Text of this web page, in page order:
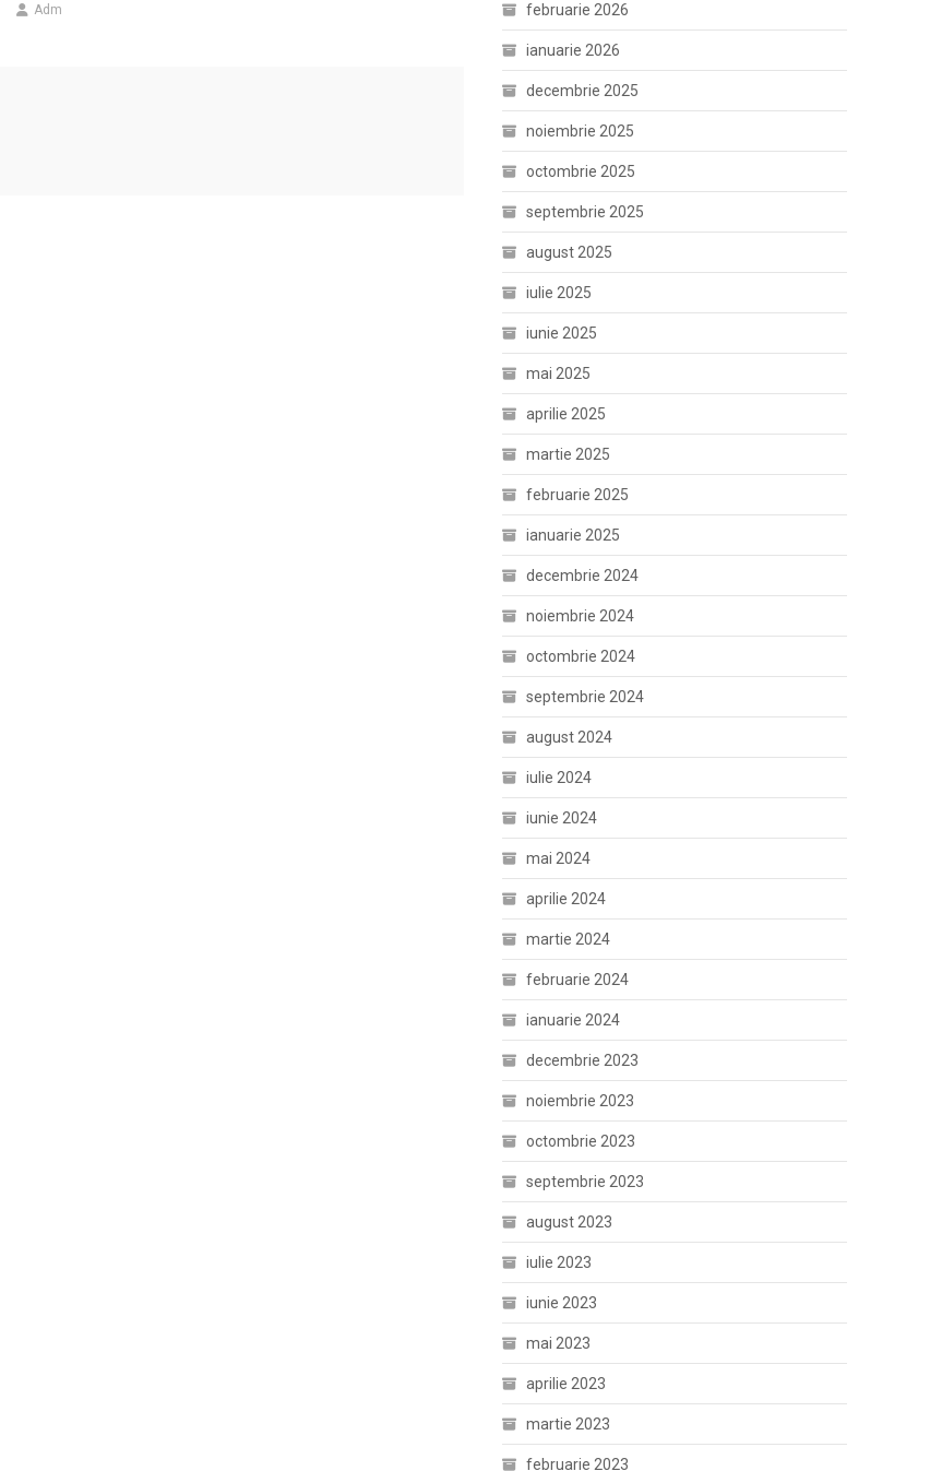
Adm februarie 2026
ianuarie 2026
decembrie 2025
noiembrie 2025
octombrie 2025
septembrie 2025
august 2025
iulie 2025
iunie 2025
mai 2025
aprilie 2025
martie 2025
februarie 2025
ianuarie 2025
decembrie 2024
noiembrie 2024
octombrie 2024
septembrie 2024
august 2024
iulie 2024
iunie 2024
mai 2024
aprilie 2024
martie 2024
februarie 2024
ianuarie 2024
decembrie 2023
noiembrie 2023
octombrie 2023
septembrie 2023
august 2023
iulie 2023
iunie 2023
mai 2023
aprilie 2023
martie 2023
februarie 2023